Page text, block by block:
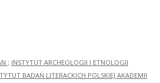
; INSTYTUT ARCHEOLOGII I ETNOLOGII
BADAŃ LITERACKICH POLSKIEJ AKADEMII